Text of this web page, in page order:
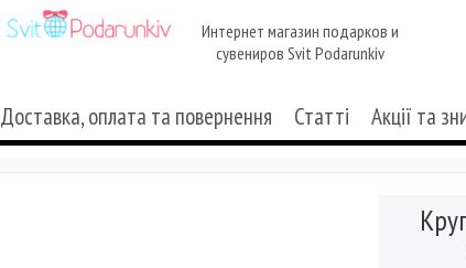
Интернет магазин подарков и
сувениров Svit Podarunkiv
Доставка, оплата та повернення Статті Акції та